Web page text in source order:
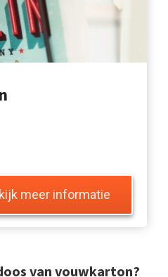
meer informatie
van vouwkarton?